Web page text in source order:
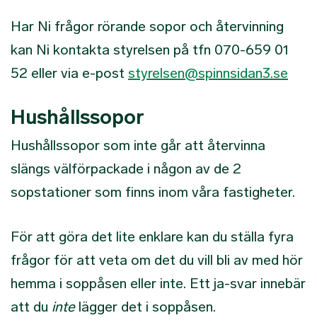
Har Ni frågor rörande sopor och återvinning
kan Ni kontakta styrelsen på tfn 070-659 01
52 eller via e-post styrelsen@spinnsidan3.se
Hushållssopor
Hushållssopor som inte går att återvinna
slängs välförpackade i någon av de 2
sopstationer som finns inom våra fastigheter.
För att göra det lite enklare kan du ställa fyra
frågor för att veta om det du vill bli av med hör
hemma i soppåsen eller inte. Ett ja-svar innebär
att du intelägger det i soppåsen.